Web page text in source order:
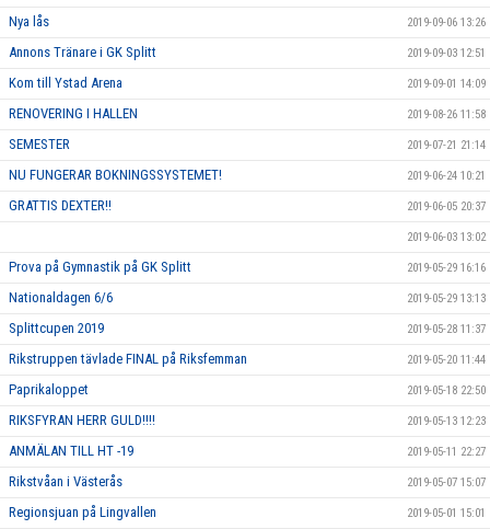
Nya lås 2019-09-06 13:26
Annons Tränare i GK Splitt 2019-09-03 12:51
Kom till Ystad Arena 2019-09-01 14:09
RENOVERING I HALLEN 2019-08-26 11:58
SEMESTER 2019-07-21 21:14
NU FUNGERAR BOKNINGSSYSTEMET! 2019-06-24 10:21
GRATTIS DEXTER!! 2019-06-05 20:37
2019-06-03 13:02
Prova på Gymnastik på GK Splitt 2019-05-29 16:16
Nationaldagen 6/6 2019-05-29 13:13
Splittcupen 2019 2019-05-28 11:37
Rikstruppen tävlade FINAL på Riksfemman 2019-05-20 11:44
Paprikaloppet 2019-05-18 22:50
RIKSFYRAN HERR GULD!!!! 2019-05-13 12:23
ANMÄLAN TILL HT -19 2019-05-11 22:27
Rikstvåan i Västerås 2019-05-07 15:07
Regionsjuan på Lingvallen 2019-05-01 15:01